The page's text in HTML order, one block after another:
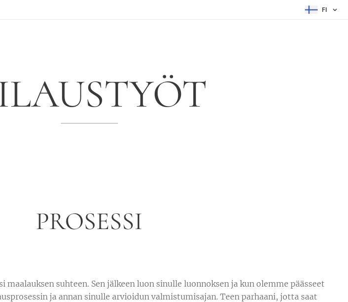
FI
PROSESSI
suhteen. Sen jälkeen luon sinulle luonnoksen ja kun olemme päässeet
ja annan sinulle arvioidun valmistumisajan. Teen parhaani, jotta saat